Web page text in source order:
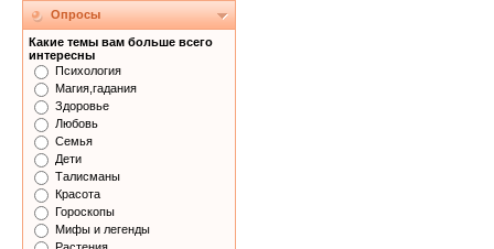
Опросы
Какие темы вам больше всего
интересны
Психология
Магия,гадания
Здоровье
Любовь
Семья
Дети
Талисманы
Красота
Гороскопы
Мифы и легенды